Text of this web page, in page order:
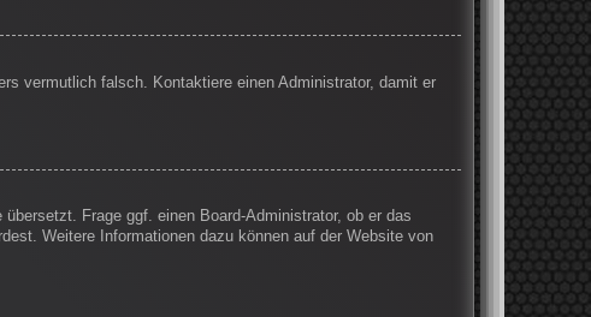
vermutlich falsch. Kontaktiere einen Administrator, damit er
Frage ggf. einen Board-Administrator, ob er das
Weitere Informationen dazu können auf der Website von